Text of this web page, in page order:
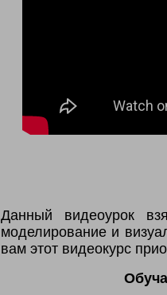
Данный видеоурок
моделирование и
вам этот видеокурс